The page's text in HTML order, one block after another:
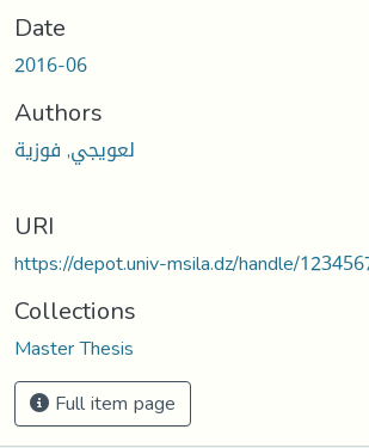
Date
2016-06
Authors
لعويجي, فوزية
URI
https://depot.univ-msila.dz/handle/
Collections
Master Thesis
Full item page